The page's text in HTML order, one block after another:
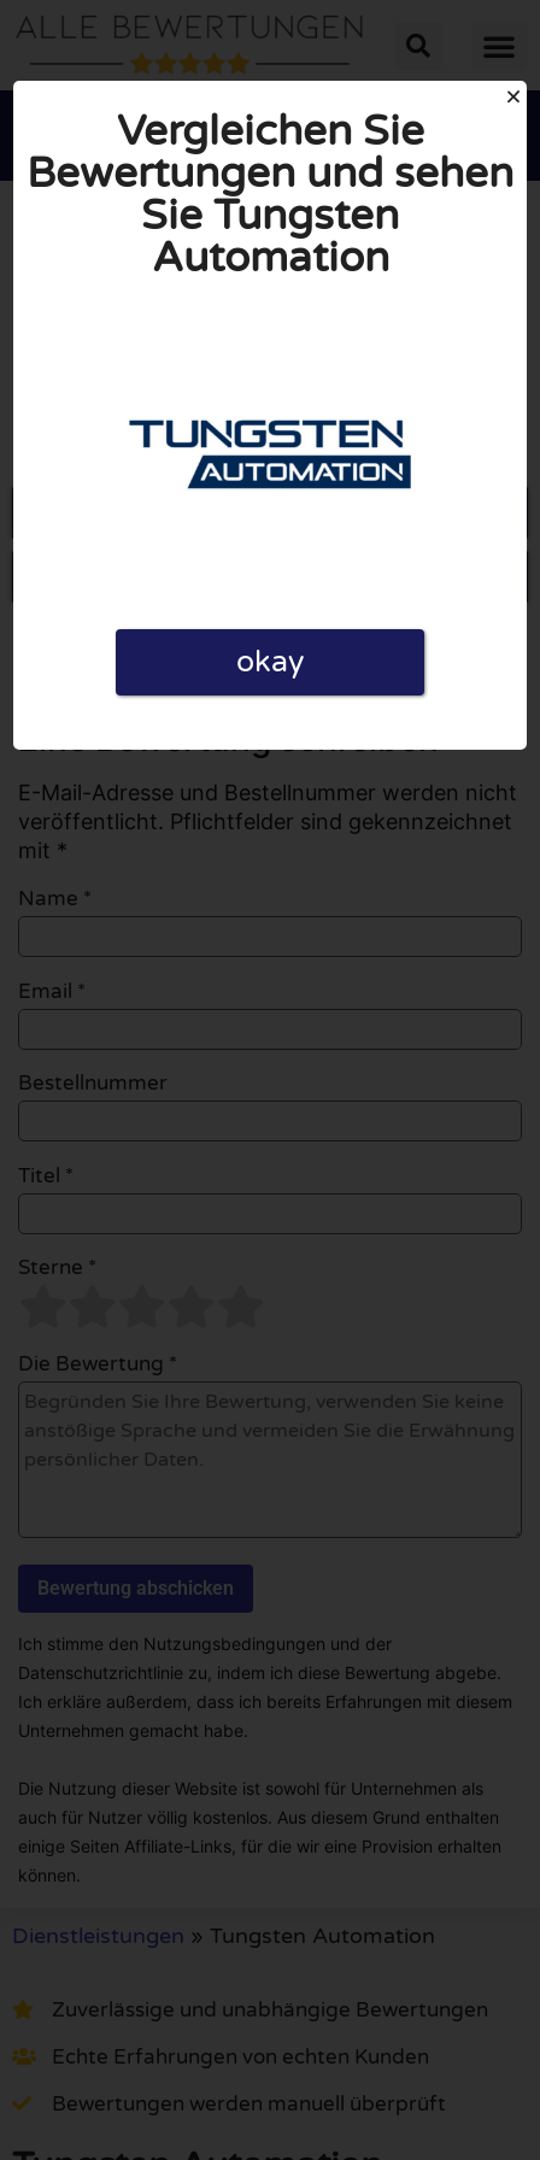
INSGESAMT: 10/10
(0 Bewertungen)
Alle Bewertungen
Anzahl der Bewertungen: 0
Eine Bewertung schreiben
E-Mail-Adresse und Bestellnummer werden nicht
veröffentlicht. Pflichtfelder sind gekennzeichnet
mit *
Name *
Email *
Bestellnummer
Titel *
Sterne *
Die Bewertung *
Ich stimme den Nutzungsbedingungen und der
Datenschutzrichtlinie zu, indem ich diese Bewertung abgebe.
Ich erkläre außerdem, dass ich bereits Erfahrungen mit diesem
Unternehmen gemacht habe.
Die Nutzung dieser Website ist sowohl für Unternehmen als
auch für Nutzer völlig kostenlos. Aus diesem Grund enthalten
einige Seiten Affiliate-Links, für die wir eine Provision erhalten
können.
Dienstleistungen » Tungsten Automation
Zuverlässige und unabhängige Bewertungen
Echte Erfahrungen von echten Kunden
Bewertungen werden manuell überprüft
Vergleichen Sie
Bewertungen und sehen
Sie Tungsten
Automation
okay